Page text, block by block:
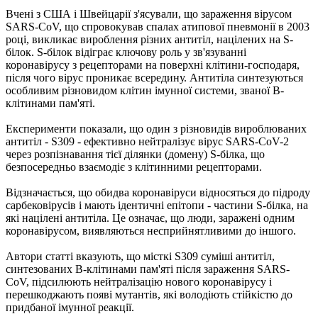
Вчені з США і Швейцарії з'ясували, що зараження вірусом
SARS-CoV, що спровокував спалах атипової пневмонії в 2003
році, викликає вироблення різних антитіл, націлених на S-
білок. S-білок відіграє ключову роль у зв'язуванні
коронавірусу з рецепторами на поверхні клітини-господаря,
після чого вірус проникає всередину. Антитіла синтезуються
особливим різновидом клітин імунної системи, званої B-
клітинами пам'яті.
Експерименти показали, що один з різновидів вироблюваних
антитіл - S309 - ефективно нейтралізує вірус SARS-CoV-2
через розпізнавання тієї ділянки (домену) S-білка, що
безпосередньо взаємодіє з клітинними рецепторами.
Відзначається, що обидва коронавіруси відносяться до підроду
сарбековірусів і мають ідентичні епітопи - частини S-білка, на
які націлені антитіла. Це означає, що люди, заражені одним
коронавірусом, виявляються несприйнятливими до іншого.
Автори статті вказують, що місткі S309 суміші антитіл,
синтезованих B-клітинами пам'яті після зараження SARS-
CoV, підсилюють нейтралізацію нового коронавірусу і
перешкоджають появі мутантів, які володіють стійкістю до
придбаної імунної реакції.